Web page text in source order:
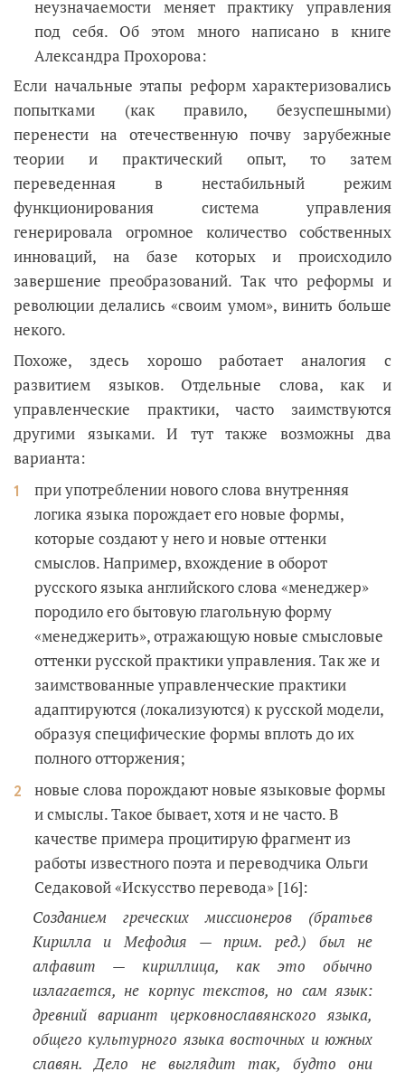
неузначаемости меняет практику управления
под себя. Об этом много написано в книге
Александра Прохорова:
Если начальные этапы реформ характеризовались
попытками (как правило, безуспешными)
перенести на отечественную почву зарубежные
теории и практический опыт, то затем
переведенная в нестабильный режим
функционирования система управления
генерировала огромное количество собственных
инноваций, на базе которых и происходило
завершение преобразований. Так что реформы и
революции делались «своим умом», винить больше
некого.
Похоже, здесь хорошо работает аналогия с
развитием языков. Отдельные слова, как и
управленческие практики, часто заимствуются
другими языками. И тут также возможны два
варианта:
при употреблении нового слова внутренняя
логика языка порождает его новые формы,
которые создают у него и новые оттенки
смыслов. Например, вхождение в оборот
русского языка английского слова «менеджер»
породило его бытовую глагольную форму
«менеджерить», отражающую новые смысловые
оттенки русской практики управления. Так же и
заимствованные управленческие практики
адаптируются (локализуются) к русской модели,
образуя специфические формы вплоть до их
полного отторжения;
новые слова порождают новые языковые формы
и смыслы. Такое бывает, хотя и не часто. В
качестве примера процитирую фрагмент из
работы известного поэта и переводчика Ольги
Седаковой «Искусство перевода» [16]:
Созданием греческих миссионеров (братьев
Кирилла и Мефодия — прим. ред.) был не
алфавит — кириллица, как это обычно
излагается, не корпус текстов, но сам язык:
древний вариант церковнославянского языка,
общего культурного языка восточных и южных
славян. Дело не выглядит так, будто они